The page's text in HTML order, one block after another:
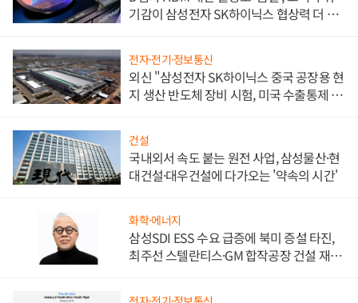
기감이 삼성전자 SK하이닉스 협상력 더 키
전자·전기·정보통신
외신 "삼성전자 SK하이닉스 중국 공장용 현
지 생산 반도체 장비 시험, 미국 수출통제 대
건설
국내외서 속도 붙는 원전 사업, 삼성물산·현
대건설·대우건설에 다가오는 '약속의 시간'
화학·에너지
삼성SDI ESS 수요 급증에 북미 증설 타진,
최주선 스텔란티스·GM 합작공장 건설 재추